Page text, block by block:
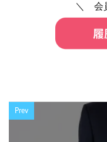
＼ 会
Prev